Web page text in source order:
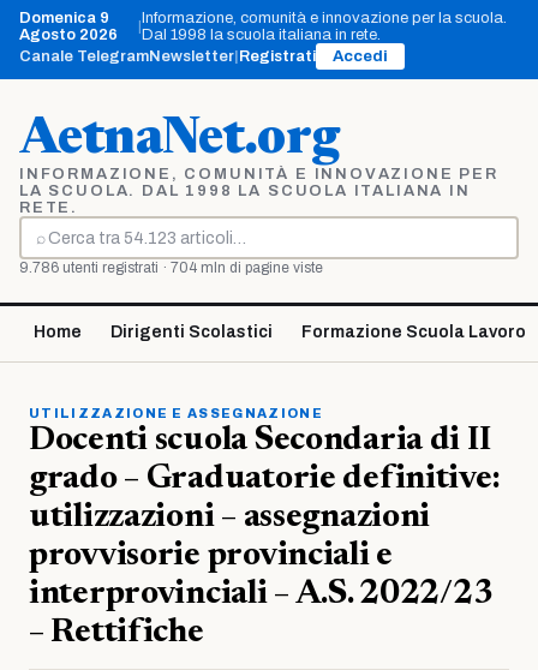
Vai
contenuto
Domenica 9
Agosto 2026
|Informazione, comunità e innovazione per la scuola.
Dal 1998 la scuola italiana in rete.
Canale TelegramNewsletter Registrati Accedi
AetnaNet.org
INFORMAZIONE, COMUNITÀ E INNOVAZIONE PER
LA SCUOLA. DAL 1998 LA SCUOLA ITALIANA IN
RETE.
⌕
Cerca
9.786 utenti registrati · 704 mln di pagine viste
Home Dirigenti Scolastici Formazione Scuola Lavoro
UTILIZZAZIONE E ASSEGNAZIONE
Docenti scuola Secondaria di II
grado – Graduatorie definitive:
utilizzazioni – assegnazioni
provvisorie provinciali e
interprovinciali – A.S. 2022/23
– Rettifiche